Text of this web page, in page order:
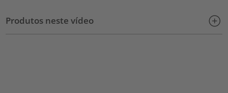
Produtos neste vídeo